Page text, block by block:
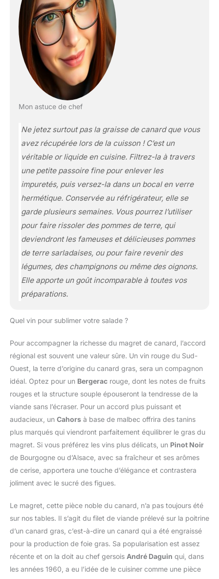
Mon astuce de chef
Ne jetez surtout pas la graisse de canard que vous
avez récupérée lors de la cuisson ! C’est un
véritable or liquide en cuisine. Filtrez-la à travers
une petite passoire fine pour enlever les
impuretés, puis versez-la dans un bocal en verre
hermétique. Conservée au réfrigérateur, elle se
garde plusieurs semaines. Vous pourrez l’utiliser
pour faire rissoler des pommes de terre, qui
deviendront les fameuses et délicieuses pommes
de terre sarladaises, ou pour faire revenir des
légumes, des champignons ou même des oignons.
Elle apporte un goût incomparable à toutes vos
préparations.
Quel vin pour sublimer votre salade ?
Pour accompagner la richesse du magret de canard, l’accord
régional est souvent une valeur sûre. Un vin rouge du Sud-
Ouest, la terre d’origine du canard gras, sera un compagnon
idéal. Optez pour un Bergerac rouge, dont les notes de fruits
rouges et la structure souple épouseront la tendresse de la
viande sans l’écraser. Pour un accord plus puissant et
audacieux, un Cahors à base de malbec offrira des tanins
plus marqués qui viendront parfaitement équilibrer le gras du
magret. Si vous préférez les vins plus délicats, un Pinot Noir
de Bourgogne ou d’Alsace, avec sa fraîcheur et ses arômes
de cerise, apportera une touche d’élégance et contrastera
joliment avec le sucré des figues.
Le magret, cette pièce noble du canard, n’a pas toujours été
sur nos tables. Il s’agit du filet de viande prélevé sur la poitrine
d’un canard gras, c’est-à-dire un canard qui a été engraissé
pour la production de foie gras. Sa popularisation est assez
récente et on la doit au chef gersois André Daguin qui, dans
les années 1960, a eu l’idée de le cuisiner comme une pièce